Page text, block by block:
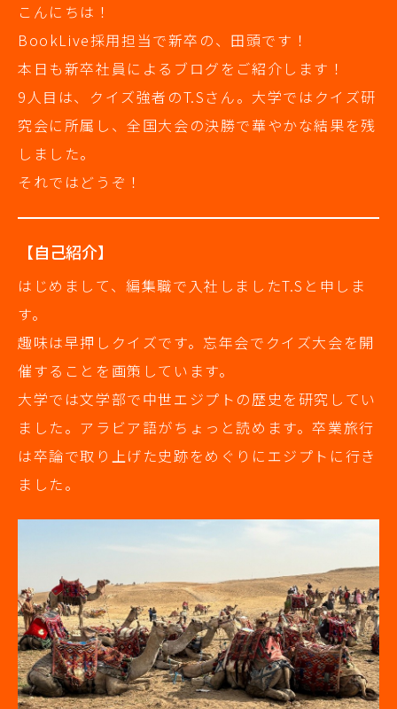
こんにちは！
BookLive採用担当で新卒の、田頭です！
本日も新卒社員によるブログをご紹介します！
9人目は、クイズ強者のT.Sさん。大学ではクイズ研
究会に所属し、全国大会の決勝で華やかな結果を残
しました。
それではどうぞ！
【自己紹介】
はじめまして、編集職で入社しましたT.Sと申しま
す。
趣味は早押しクイズです。忘年会でクイズ大会を開
催することを画策しています。
大学では文学部で中世エジプトの歴史を研究してい
ました。アラビア語がちょっと読めます。卒業旅行
は卒論で取り上げた史跡をめぐりにエジプトに行き
ました。